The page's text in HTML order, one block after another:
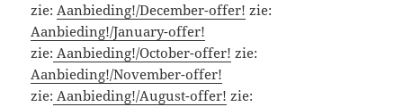
zie:Aanbieding!/December-offer! zie:
Aanbieding!/January-offer!
zie: Aanbieding!/October-offer! zie:
Aanbieding!/November-offer!
zie: Aanbieding!/August-offer! zie: